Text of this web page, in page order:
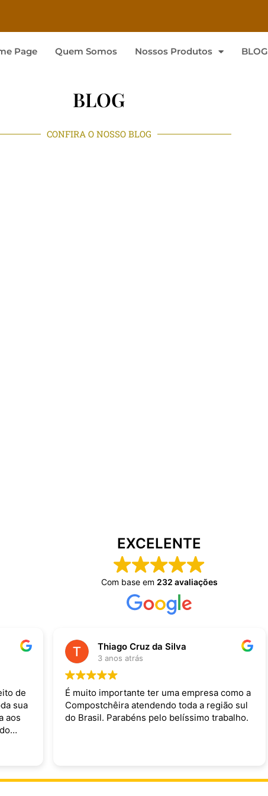
Page Quem Somos Nossos Produtos BLOG
BLOG
CONFIRA O NOSSO BLOG
EXCELENTE
Com base em 232 avaliações
de
sua
aos
Thiago Cruz da Silva
3 anos atrás
É muito importante ter uma empresa como a
Compostchêira atendendo toda a região sul
do Brasil. Parabéns pelo belíssimo trabalho.